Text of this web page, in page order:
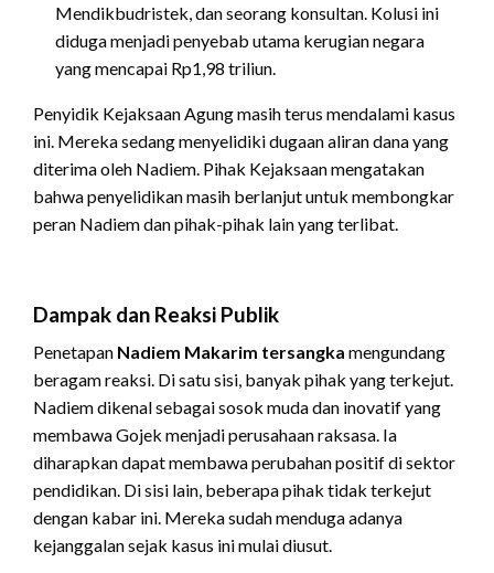
Mendikbudristek, dan seorang konsultan. Kolusi ini
diduga menjadi penyebab utama kerugian negara
yang mencapai Rp1,98 triliun.
Penyidik Kejaksaan Agung masih terus mendalami kasus
ini. Mereka sedang menyelidiki dugaan aliran dana yang
diterima oleh Nadiem. Pihak Kejaksaan mengatakan
bahwa penyelidikan masih berlanjut untuk membongkar
peran Nadiem dan pihak-pihak lain yang terlibat.
Dampak dan Reaksi Publik
Penetapan Nadiem Makarim tersangka mengundang
beragam reaksi. Di satu sisi, banyak pihak yang terkejut.
Nadiem dikenal sebagai sosok muda dan inovatif yang
membawa Gojek menjadi perusahaan raksasa. Ia
diharapkan dapat membawa perubahan positif di sektor
pendidikan. Di sisi lain, beberapa pihak tidak terkejut
dengan kabar ini. Mereka sudah menduga adanya
kejanggalan sejak kasus ini mulai diusut.